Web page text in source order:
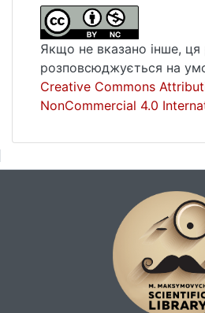
Якщо не вказано інше, ця
розповсюджується на
Creative Commons
NonCommercial 4.0